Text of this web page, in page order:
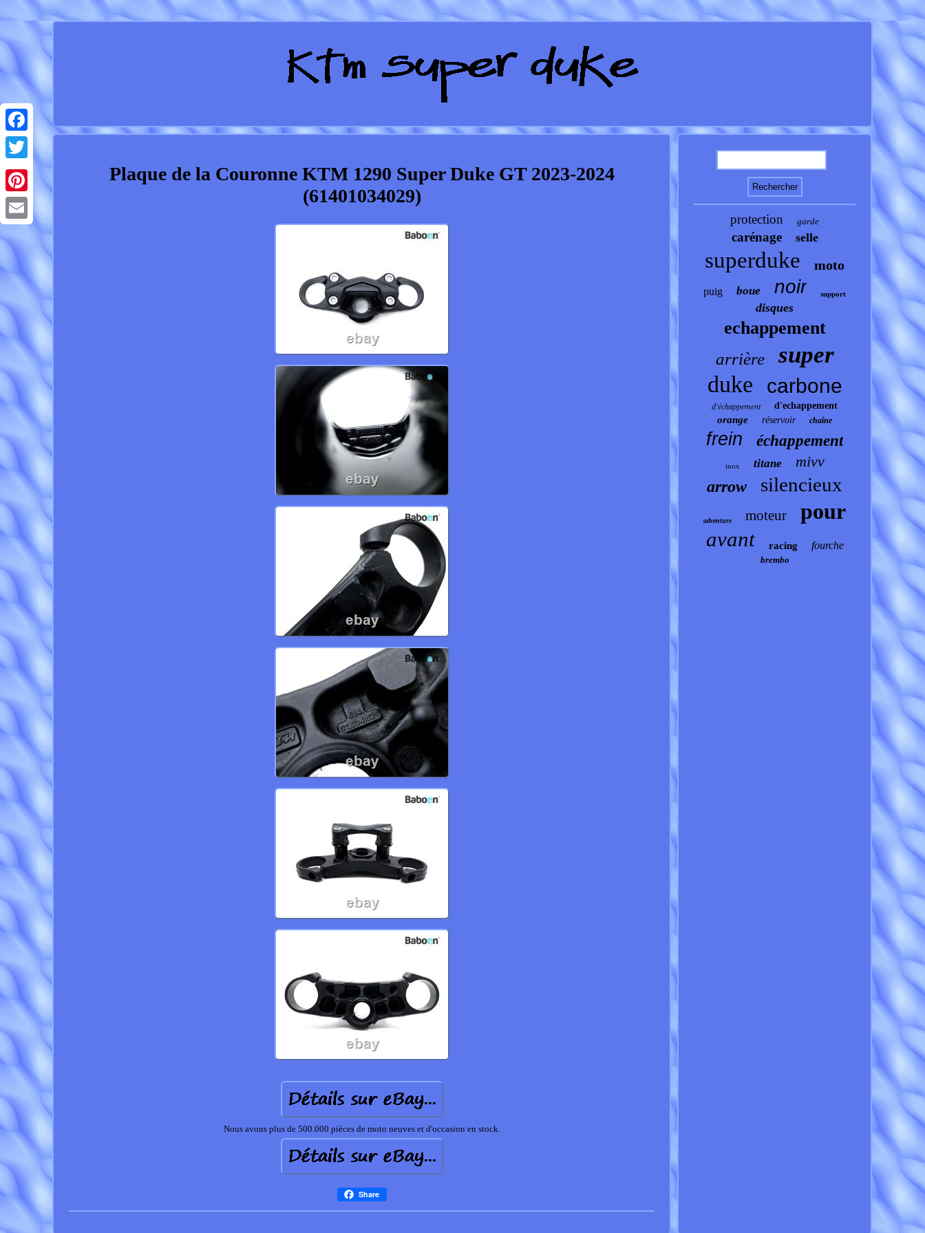
Facebook
Twitter
Pinterest
Email
Plaque de la Couronne KTM 1290 Super Duke GT 2023-2024
(61401034029)
Nous avons plus de 500.000 pièces de moto neuves et d'occasion en stock.
Share
protection garde
carénage selle
superduke moto
puig boue noir support
disques
echappement
arrière super
duke carbone
d'échappement d'echappement
orange réservoir chaîne
frein échappement
inox titane mivv
arrow silencieux
adventure moteur pour
avant racing fourche
brembo